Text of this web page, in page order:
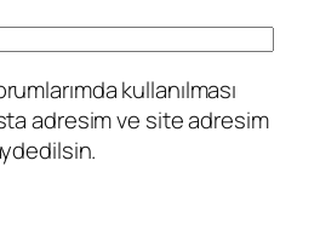
kullanılması
adresim ve site adresim